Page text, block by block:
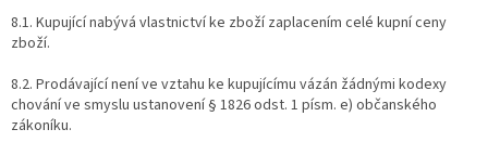
8.1. Kupující nabývá vlastnictví ke zboží zaplacením celé kupní ceny
zboží.
8.2. Prodávající není ve vztahu ke kupujícímu vázán žádnými kodexy
chování ve smyslu ustanovení § 1826 odst. 1 písm. e) občanského
zákoníku.